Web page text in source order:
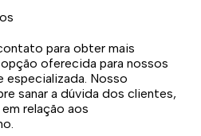
para obter mais
oferecida para nossos
Nosso
sanar a dúvida dos clientes,
relação aos